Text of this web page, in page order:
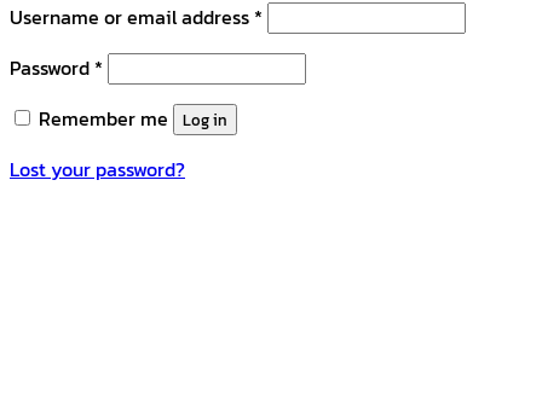
Username or email address *
Password *
Remember me
Log in
Lost your password?